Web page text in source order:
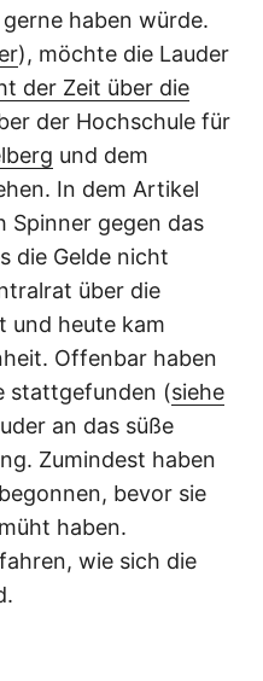
haben würde.
), möchte die Lauder
der Zeit über die
der Hochschule für
und dem
In dem Artikel
Spinner gegen das
die Gelde nicht
über die
und heute kam
Offenbar haben
stattgefunden (siehe
an das süße
Zumindest haben
bevor sie
haben.
wie sich die